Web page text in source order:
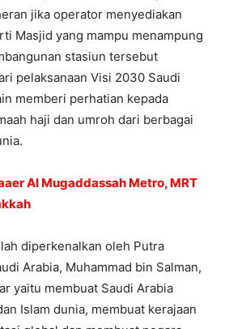
jika operator menyediakan
Masjid yang mampu menampung
stasiun tersebut
pelaksanaan Visi 2030 Saudi
memberi perhatian kepada
haji dan umroh dari berbagai
Al Mugaddassah Metro, MRT
diperkenalkan oleh Putra
Arabia, Muhammad bin Salman,
yaitu membuat Saudi Arabia
Islam dunia, membuat kerajaan